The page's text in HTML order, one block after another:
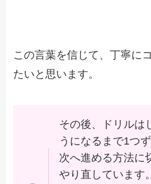
この言葉を信じて、丁寧に
たいと思います。
その後、ドリルは
うになるまで1つ
次へ進める方法に
やり直しています